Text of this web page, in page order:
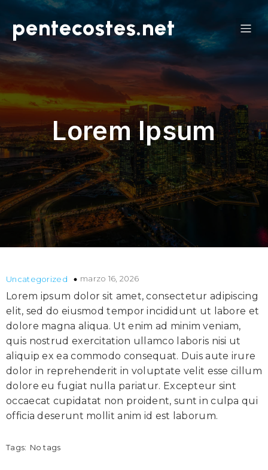
pentecostes.net
Lorem Ipsum
Uncategorized marzo 16, 2026
Lorem ipsum dolor sit amet, consectetur adipiscing
elit, sed do eiusmod tempor incididunt ut labore et
dolore magna aliqua. Ut enim ad minim veniam,
quis nostrud exercitation ullamco laboris nisi ut
aliquip ex ea commodo consequat. Duis aute irure
dolor in reprehenderit in voluptate velit esse cillum
dolore eu fugiat nulla pariatur. Excepteur sint
occaecat cupidatat non proident, sunt in culpa qui
officia deserunt mollit anim id est laborum.
Tags: No tags